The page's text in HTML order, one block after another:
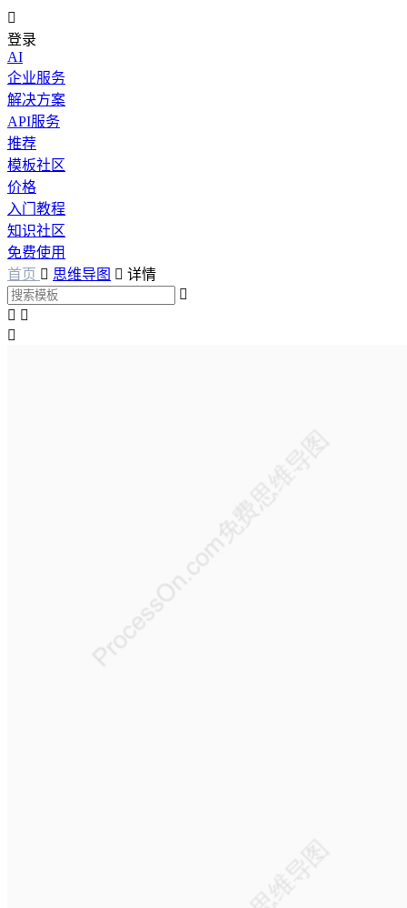

登录
AI
企业服务
解决方案
API服务
推荐
模板社区
价格
入门教程
知识社区
免费使用
首页  思维导图  详情

 
